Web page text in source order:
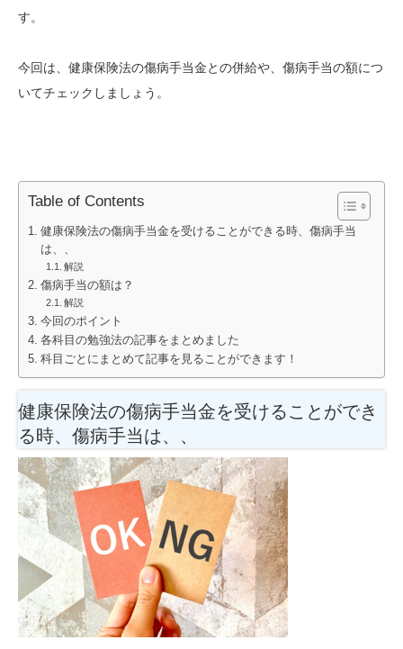
す。
今回は、健康保険法の傷病手当金との併給や、傷病手当の額につ
いてチェックしましょう。
Table of Contents
健康保険法の傷病手当金を受けることができる時、傷病手当
は、、
解説
傷病手当の額は？
解説
今回のポイント
各科目の勉強法の記事をまとめました
科目ごとにまとめて記事を見ることができます！
健康保険法の傷病手当金を受けることができ
る時、傷病手当は、、